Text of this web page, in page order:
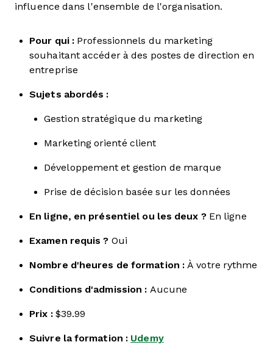
influence dans l'ensemble de l'organisation.
Pour qui : Professionnels du marketing
souhaitant accéder à des postes de direction en
entreprise
Sujets abordés :
Gestion stratégique du marketing
Marketing orienté client
Développement et gestion de marque
Prise de décision basée sur les données
En ligne, en présentiel ou les deux ?En ligne
Examen requis ? Oui
Nombre d'heures de formation : À votre rythme
Conditions d'admission : Aucune
Prix :$39.99
Suivre la formation : Udemy